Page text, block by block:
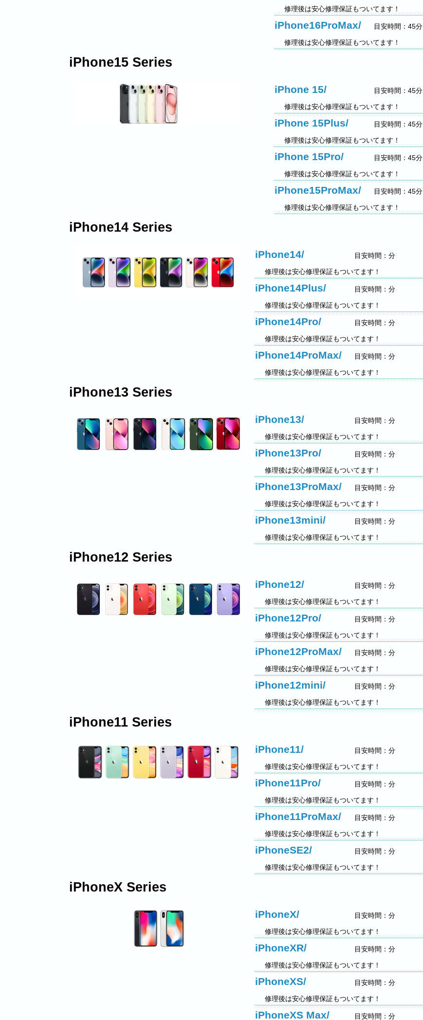
修理後は安心修理保証もついてます！
iPhone16ProMax/ 目安時間：45分
修理後は安心修理保証もついてます！
iPhone15 Series
iPhone 15/ 目安時間：45分
修理後は安心修理保証もついてます！
iPhone 15Plus/ 目安時間：45分
修理後は安心修理保証もついてます！
iPhone 15Pro/ 目安時間：45分
修理後は安心修理保証もついてます！
iPhone15ProMax/ 目安時間：45分
修理後は安心修理保証もついてます！
iPhone14 Series
iPhone14/ 目安時間：分
修理後は安心修理保証もついてます！
iPhone14Plus/ 目安時間：分
修理後は安心修理保証もついてます！
iPhone14Pro/ 目安時間：分
修理後は安心修理保証もついてます！
iPhone14ProMax/ 目安時間：分
修理後は安心修理保証もついてます！
iPhone13 Series
iPhone13/ 目安時間：分
修理後は安心修理保証もついてます！
iPhone13Pro/ 目安時間：分
修理後は安心修理保証もついてます！
iPhone13ProMax/ 目安時間：分
修理後は安心修理保証もついてます！
iPhone13mini/ 目安時間：分
修理後は安心修理保証もついてます！
iPhone12 Series
iPhone12/ 目安時間：分
修理後は安心修理保証もついてます！
iPhone12Pro/ 目安時間：分
修理後は安心修理保証もついてます！
iPhone12ProMax/ 目安時間：分
修理後は安心修理保証もついてます！
iPhone12mini/ 目安時間：分
修理後は安心修理保証もついてます！
iPhone11 Series
iPhone11/ 目安時間：分
修理後は安心修理保証もついてます！
iPhone11Pro/ 目安時間：分
修理後は安心修理保証もついてます！
iPhone11ProMax/ 目安時間：分
修理後は安心修理保証もついてます！
iPhoneSE2/ 目安時間：分
修理後は安心修理保証もついてます！
iPhoneX Series
iPhoneX/ 目安時間：分
修理後は安心修理保証もついてます！
iPhoneXR/ 目安時間：分
修理後は安心修理保証もついてます！
iPhoneXS/ 目安時間：分
修理後は安心修理保証もついてます！
iPhoneXS Max/ 目安時間：分